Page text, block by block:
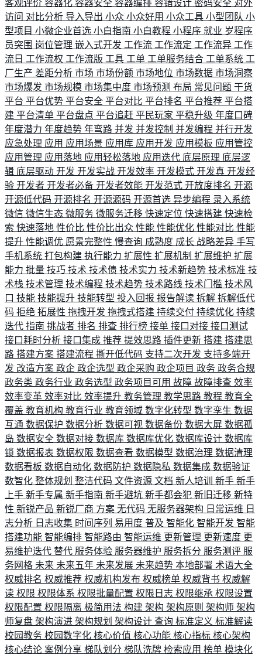
客观评价 容器化 容器安全 容器编排 容错设计 密码安全 对外
访问 对比分析 导入导出 小众 小众好用 小众工具 小型团队 小
型项目 小微企业首选 小白指南 小白教程 小程序 就业 岁程序
员突围 岗位管理 嵌入式开发 工作流 工作流定 工作流异 工作
流日 工作流权 工作流版 工具 工单 工单服务结合 工单系统 工
厂生产 差距分析 市场 市场份额 市场地位 市场数据 市场洞察
市场爆发 市场规模 市场集中度 市场预测 布局 常见问题 干货
平台 平台优势 平台安全 平台对比 平台排名 平台推荐 平台搭
建 平台清单 平台盘点 平台追赶 平民玩家 平稳升级 年度口碑
年度潜力 年度趋势 年弯路 并发 并发控制 并发编程 并行开发
应急处理 应用 应用场景 应用库 应用开发 应用模板 应用管控
应用管理 应用落地 应用轻松落地 应用迭代 底层原理 底层逻
辑 底层驱动 开发 开发实战 开发效率 开发模式 开发真 开发经
验 开发者 开发者必备 开发者效能 开发范式 开放度排名 开源
开源低代码 开源排名 开源源码 开源首选 异步编程 录入系统
微信 微信生态 微服务 微服务迁移 快速定位 快速搭建 快速检
索 快速落地 性价比 性价比出众 性能 性能优化 性能对比 性能
提升 性能调优 愿景完整性 慢查询 成熟度 成长 战略差异 手写
手机系统 打包构建 执行能力 扩展性 扩展机制 扩展维护 扩展
能力 批量 技巧 技术 技术债 技术实力 技术新趋势 技术标准 技
术栈 技术管理 技术编程 技术趋势 技术路线 技术门槛 技术风
口 技能 技能提升 技能转型 投入回报 报告解读 拆解 拆解低代
码 拒绝 拓展性 拖拽开发 拖拽式搭建 持续交付 持续优化 持续
迭代 指南 挑战者 排名 排查 排行榜 接单 接口对接 接口测试
接口耗时分析 接口集成 推荐 提效思路 插件更新 搭建 搭建思
路 搭建方案 搭建流程 撕开低代码 支持二次开发 支持多端开
发 改造方案 政企 政企选型 政企采购 政企项目 政务 政务合规
政务类 政务行业 政务选型 政务项目可用 故障 故障排查 效率
效率变革 效率对比 效率提升 教务管理 教学思路 教程 教育全
覆盖 教育机构 教育行业 教育领域 数字化转型 数字孪生 数据
互通 数据保护 数据分析 数据可视 数据备份 数据大屏 数据孤
岛 数据安全 数据对接 数据库 数据库优化 数据库设计 数据库
锁 数据报表 数据权限 数据查看 数据模型 数据治理 数据清理
数据看板 数据自动化 数据防护 数据隐私 数据集成 数据验证
数智化 整体规划 整洁代码 文件资源 文档 新人培训 新手 新手
上手 新手专属 新手指南 新手避坑 新手都会犯 新旧迁移 新特
性 新锐产品 新锐厂商 方案 无代码 无服务器架构 日常运维 日
志分析 日志收集 时间序列 易用度 普及 智能化 智能开发 智能
搭建功能 智能编排 智能路由 智能运维 更新管理 更新速度 更
易维护迭代 替代 服务体验 服务器维护 服务拆分 服务测评 服
务网格 未来 未来五年 未来发展 未来趋势 本地部署 术语大全
权威排名 权威推荐 权威机构发布 权威榜单 权威背书 权威解
读 权限 权限体系 权限批量配置 权限日志 权限继承 权限设置
权限配置 权限隔离 极简用法 构建 架构 架构原则 架构师 架构
师复盘 架构演进 架构规划 架构设计 查询 标准定义 标准解读
校园教务 校园数字化 核心价值 核心功能 核心指标 核心架构
核心结论 案例分享 梯队划分 梯队洗牌 检索应用 榜单 模块化